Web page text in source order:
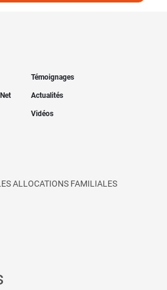
Témoignages
Actualités
Vidéos
ALLOCATIONS FAMILIALES